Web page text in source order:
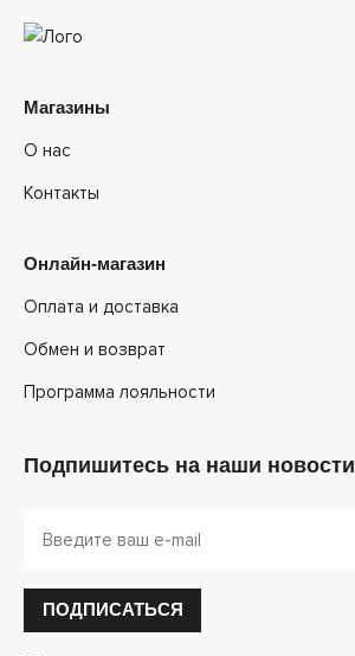
Магазины
О нас
Контакты
Онлайн-магазин
Оплата и доставка
Обмен и возврат
Программа лояльности
Подпишитесь на наши новости
ПОДПИСАТЬСЯ